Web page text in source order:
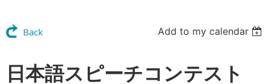
Back Add to my calendar
日本語スピーチコンテスト